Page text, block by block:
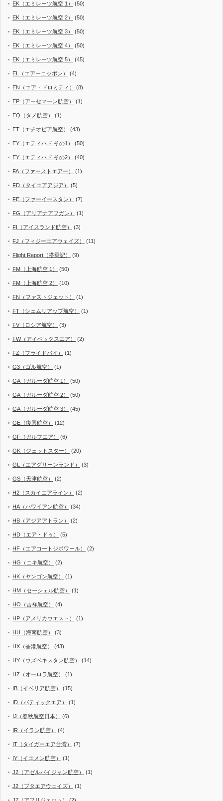
EK（エミレーツ航空 1） (50)
EK（エミレーツ航空 2） (50)
EK（エミレーツ航空 3） (50)
EK（エミレーツ航空 4） (50)
EK（エミレーツ航空 5） (45)
EL（エアーニッポン） (4)
EN（エア・ドロミティ） (8)
EP（アーセマーン航空） (1)
EQ（タメ航空） (1)
ET（エチオピア航空） (43)
EY（エティハド その1） (50)
EY（エティハド その2） (40)
FA（ファーストエアー） (1)
FD（タイエアアジア） (5)
FE（ファーイースタン） (7)
FG（アリアナアフガン） (1)
FI（アイスランド航空） (3)
FJ（フィジーエアウェイズ） (11)
Flight Report（搭乗記） (9)
FM（上海航空 1） (50)
FM（上海航空 2） (10)
FN（ファストジェット） (1)
FT（シェムリアップ航空） (1)
FV（ロシア航空） (3)
FW（アイベックスエア） (2)
FZ（フライドバイ） (1)
G3（ゴル航空） (1)
GA（ガルーダ航空 1） (50)
GA（ガルーダ航空 2） (50)
GA（ガルーダ航空 3） (45)
GE（復興航空） (12)
GF（ガルフエア） (6)
GK（ジェットスター） (20)
GL（エアグリーンランド） (3)
GS（天津航空） (2)
H2（スカイエアライン） (2)
HA（ハワイアン航空） (34)
HB（アジアアトラン） (2)
HD（エア・ドゥ） (5)
HF（エアコートジボワール） (2)
HG（ニキ航空） (2)
HK（ヤンゴン航空） (1)
HM（セーシェル航空） (1)
HO（吉祥航空） (4)
HP（アメリカウエスト） (1)
HU（海南航空） (3)
HX（香港航空） (43)
HY（ウズベキスタン航空） (14)
HZ（オーロラ航空） (1)
IB（イベリア航空） (15)
ID（バティックエア） (1)
IJ（春秋航空日本） (6)
IR（イラン航空） (4)
IT（タイガーエア台湾） (7)
IY（イエメン航空） (1)
J2（アゼルバイジャン航空） (1)
J2（ブタエアウェイズ） (1)